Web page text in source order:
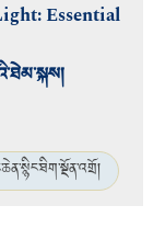
Essential